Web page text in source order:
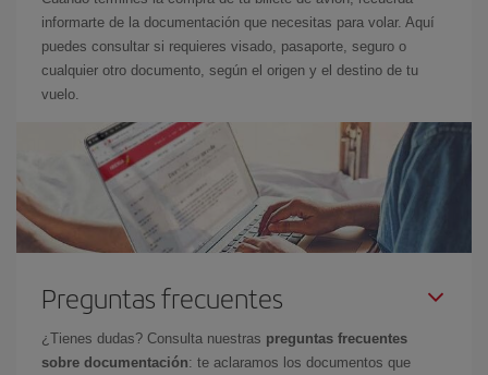
informarte de la documentación que necesitas para volar. Aquí
puedes consultar si requieres visado, pasaporte, seguro o
cualquier otro documento, según el origen y el destino de tu
vuelo.
Preguntas frecuentes
¿Tienes dudas? Consulta nuestras preguntas frecuentes
sobre documentación: te aclaramos los documentos que